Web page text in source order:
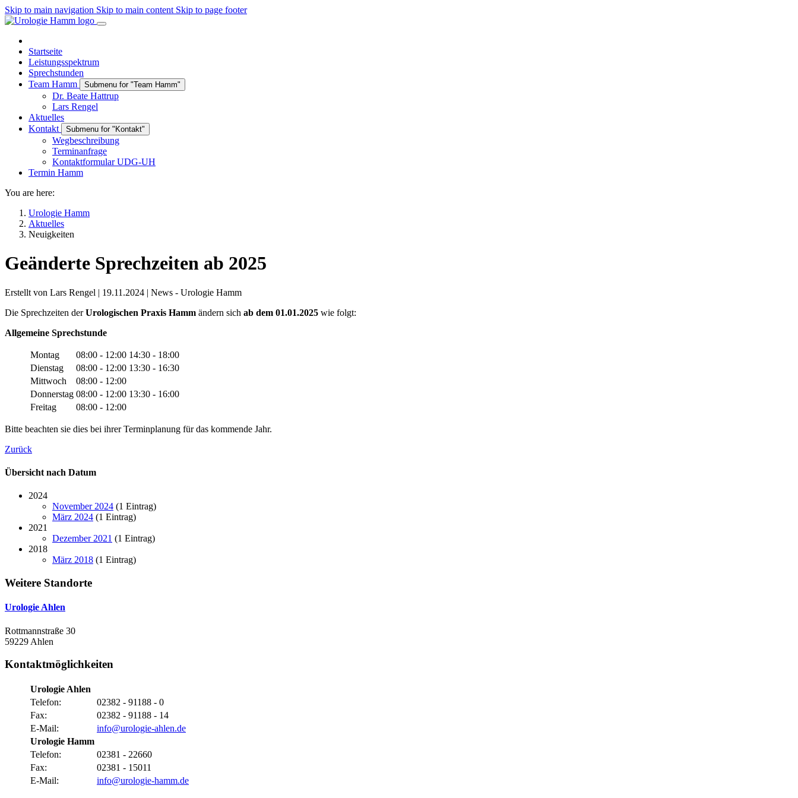
Skip to main navigation Skip to main content Skip to page footer
Startseite
Leistungsspektrum
Sprechstunden
Team Hamm
Submenu for "Team Hamm"
Dr. Beate Hattrup
Lars Rengel
Aktuelles
Kontakt
Submenu for "Kontakt"
Wegbeschreibung
Terminanfrage
Kontaktformular UDG-UH
Termin Hamm
You are here:
Urologie Hamm
Aktuelles
Neuigkeiten
Geänderte Sprechzeiten ab 2025
Erstellt von Lars Rengel | 19.11.2024 | News - Urologie Hamm
Die Sprechzeiten derUrologischen Praxis Hamm ändern sich ab dem 01.01.2025 wie folgt:
Allgemeine Sprechstunde
Montag 08:00 - 12:00 14:30 - 18:00
Dienstag
08:00 - 12:00 13:30 - 16:30
Mittwoch
08:00 - 12:00
Donnerstag 08:00 - 12:00 13:30 - 16:00
Freitag
08:00 - 12:00
Bitte beachten sie dies bei ihrer Terminplanung für das kommende Jahr.
Zurück
Übersicht nach Datum
2024
November 2024 (1 Eintrag)
März 2024 (1 Eintrag)
2021
Dezember 2021 (1 Eintrag)
2018
März 2018 (1 Eintrag)
Weitere Standorte
Urologie Ahlen
Rottmannstraße 30
59229 Ahlen
Kontaktmöglichkeiten
Urologie Ahlen
Telefon:
02382 - 91188 - 0
Fax:
02382 - 91188 - 14
E-Mail:
info@urologie-ahlen.de
Urologie Hamm
Telefon:
02381 - 22660
Fax:
02381 - 15011
E-Mail:
info@urologie-hamm.de